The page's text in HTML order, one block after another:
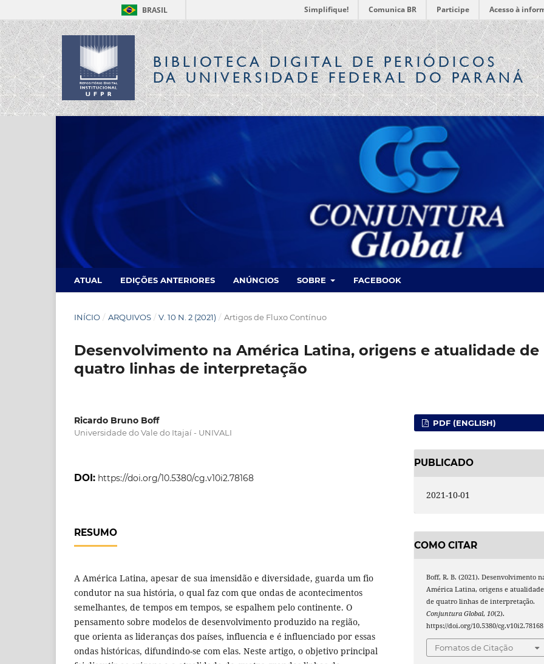
BRASIL Simplifique! Comunica BR Participe Acesso à
BIBLIOTECA DIGITALDE PERIÓDICOS
DA UNIVERSIDADE FEDERAL DO PARANÁ
ATUAL EDIÇÕES ANTERIORES ANÚNCIOS SOBRE FACEBOOK
INÍCIO / ARQUIVOS / V. 10 N. 2 (2021) / Artigos de Fluxo Contínuo
Desenvolvimento na América Latina, origens e atualidade de
quatro linhas de interpretação
Ricardo Bruno Boff
Universidade do Vale do Itajaí - UNIVALI
DOI: https://doi.org/10.5380/cg.v10i2.78168
RESUMO
A América Latina, apesar de sua imensidão e diversidade, guarda um fio
condutor na sua história, o qual faz com que ondas de acontecimentos
semelhantes, de tempos em tempos, se espalhem pelo continente. O
pensamento sobre modelos de desenvolvimento produzido na região,
que orienta as lideranças dos países, influencia e é influenciado por essas
ondas históricas, difundindo-se com elas. Neste artigo, o objetivo principal
PDF (ENGLISH)
PUBLICADO
2021-10-01
COMO CITAR
Boff, R. B. (2021). Desenvolvimento
América Latina, origens e atualidade
de quatro linhas de interpretação.
Conjuntura Global,10(2).
https://doi.org/10.5380/cg.v10i2.78168
Fomatos de Citação